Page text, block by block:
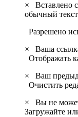
×
Вставлено
обычный текст
Разрешено
×
Ваша
Отображать
×
Ваш
Очистить
×
Вы не
Загружайте